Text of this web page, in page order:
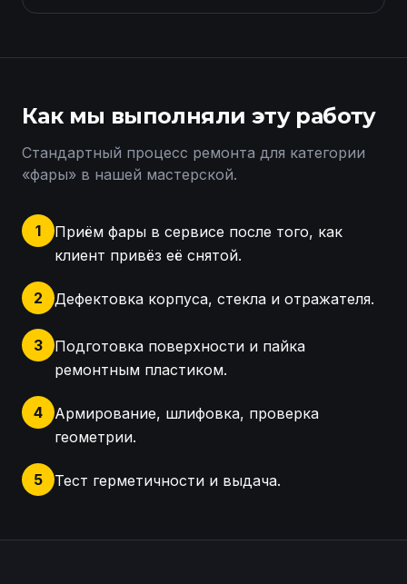
Как мы выполняли эту работу
Стандартный процесс ремонта для категории
«фары» в нашей мастерской.
1
Приём фары в сервисе после того, как
клиент привёз её снятой.
2 Дефектовка корпуса, стекла и отражателя.
3
Подготовка поверхности и пайка
ремонтным пластиком.
4
Армирование, шлифовка, проверка
геометрии.
5
Тест герметичности и выдача.